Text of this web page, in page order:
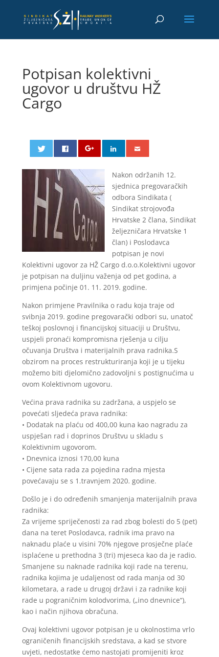
Potpisan kolektivni
ugovor u društvu HŽ
Cargo
Nakon održanih 12.
sjednica pregovaračkih
odbora Sindikata (
Sindikat strojovođa
Hrvatske 2 člana, Sindikat
željezničara Hrvatske 1
član) i Poslodavca
potpisan je novi
Kolektivni ugovor za HŽ Cargo d.o.o.Kolektivni ugovor
je potpisan na duljinu važenja od pet godina, a
primjena počinje 01. 11. 2019. godine.
Nakon primjene Pravilnika o radu koja traje od
svibnja 2019. godine pregovarački odbori su, unatoč
teškoj poslovnoj i financijskoj situaciji u Društvu,
uspjeli pronaći kompromisna rješenja u cilju
očuvanja Društva i materijalnih prava radnika.S
obzirom na proces restrukturiranja koji je u tijeku
možemo biti djelomično zadovoljni s postignućima u
ovom Kolektivnom ugovoru.
Većina prava radnika su zadržana, a uspjelo se
povećati sljedeća prava radnika:
• Dodatak na plaću od 400,00 kuna kao nagradu za
uspješan rad i doprinos Društvu u skladu s
Kolektivnim ugovorom.
• Dnevnica iznosi 170,00 kuna
• Cijene sata rada za pojedina radna mjesta
povećavaju se s 1.travnjem 2020. godine.
Došlo je i do određenih smanjenja materijalnih prava
radnika:
Za vrijeme spriječenosti za rad zbog bolesti do 5 (pet)
dana na teret Poslodavca, radnik ima pravo na
naknadu plaće u visini 70% njegove prosječne plaće
isplaćene u prethodna 3 (tri) mjeseca kao da je radio.
Smanjene su naknade radnika koji rade na terenu,
radnika kojima je udaljenost od rada manja od 30
kilometara, a rade u drugoj državi i za radnike koji
rade u pograničnim kolodvorima, („ino dnevnice“),
kao i način njihova obračuna.
Ovaj kolektivni ugovor potpisan je u okolnostima vrlo
ograničenih financijskih sredstava, a kad se stvore
uvjeti, nedostatke ćemo nastojati promijeniti kroz